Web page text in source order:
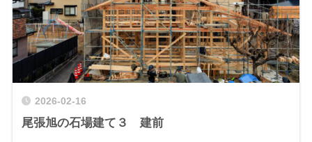
2026-02-16
尾張旭の石場建て３ 建前